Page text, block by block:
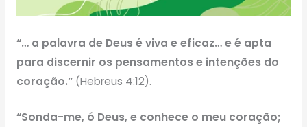
“… a palavra de Deus é viva e eficaz… e é apta
para discernir os pensamentos e intenções do
coração.”(Hebreus 4:12).
“Sonda-me, ó Deus, e conhece o meu coração;